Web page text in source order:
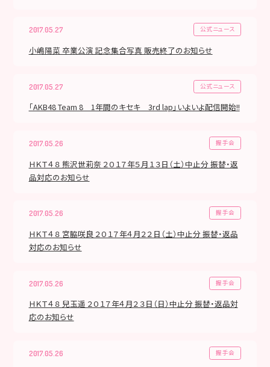
2017.05.27 公式ニュース
小嶋陽菜 卒業公演 記念集合写真 販売終了のお知らせ
2017.05.27 公式ニュース
「AKB48 Team 8 1年間のキセキ 3rd lap」いよいよ配信開始!!
2017.05.26 握手会
ＨＫＴ４８ 熊沢世莉奈 ２０１７年５月１３日（土）中止分 振替・返
品対応のお知らせ
2017.05.26 握手会
ＨＫＴ４８ 宮脇咲良 ２０１７年４月２２日（土）中止分 振替・返品
対応のお知らせ
2017.05.26 握手会
ＨＫＴ４８ 兒玉遥 ２０１７年４月２３日（日）中止分 振替・返品対
応のお知らせ
2017.05.26 握手会